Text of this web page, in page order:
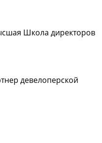
Школа директоров
девелоперской